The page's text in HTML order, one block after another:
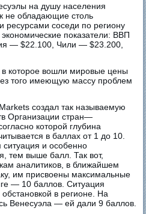
на душу населения
не обладающие столь
соседи по региону
показатели: ВВП
— $22.100, Чили — $23.200,
в которое вошли мировые цены
того имеющую массу проблем
создал так называемую
Организации стран—
которой глубина
в баллах от 1 до 10.
и особенно
тем выше балл. Так вот,
аналитиков, в ближайшем
им присвоены максимальные
— 10 баллов. Ситуация
в регионе. На
Венесуэла — ей дали 9 баллов.